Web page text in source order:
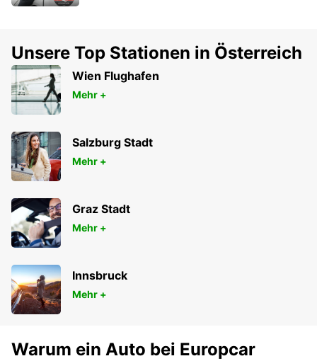
Unsere Top Stationen in Österreich
Wien Flughafen
Mehr +
Salzburg Stadt
Mehr +
Graz Stadt
Mehr +
Innsbruck
Mehr +
Warum ein Auto bei Europcar